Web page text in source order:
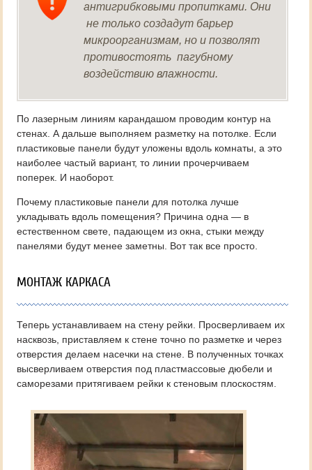
антигрибковыми пропитками. Они
не только создадут барьер
микроорганизмам, но и позволят
противостоять пагубному
воздействию влажности.
По лазерным линиям карандашом проводим контур на
стенах. А дальше выполняем разметку на потолке. Если
пластиковые панели будут уложены вдоль комнаты, а это
наиболее частый вариант, то линии прочерчиваем
поперек. И наоборот.
Почему пластиковые панели для потолка лучше
укладывать вдоль помещения? Причина одна — в
естественном свете, падающем из окна, стыки между
панелями будут менее заметны. Вот так все просто.
МОНТАЖ КАРКАСА
Теперь устанавливаем на стену рейки. Просверливаем их
насквозь, приставляем к стене точно по разметке и через
отверстия делаем насечки на стене. В полученных точках
высверливаем отверстия под пластмассовые дюбели и
саморезами притягиваем рейки к стеновым плоскостям.